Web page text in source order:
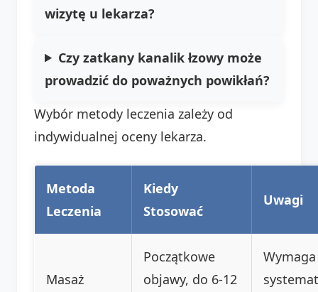
wizytę u lekarza?
Czy zatkany kanalik łzowy może
prowadzić do poważnych powikłań?
Wybór metody leczenia zależy od
indywidualnej oceny lekarza.
Metoda
Leczenia
Kiedy
Stosować
Uwagi
Masaż
Początkowe
objawy, do 6-12
Wymaga